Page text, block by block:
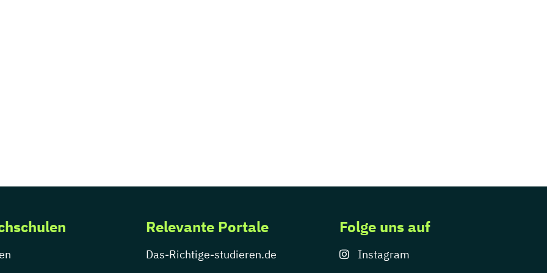
Relevante Portale
Das-Richtige-studieren.de
Folge uns auf
Instagram